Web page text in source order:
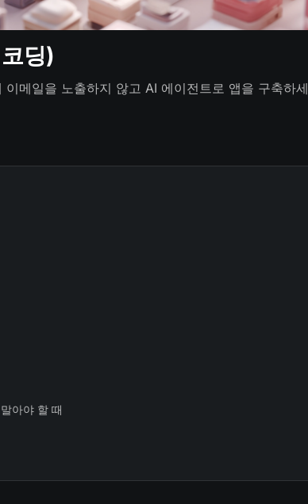
딩)
메일을 노출하지 않고 AI 에이전트로 앱을 구축하세
아야 할 때